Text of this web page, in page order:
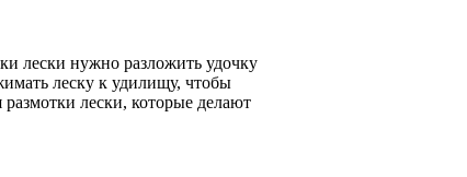
лески нужно разложить удочку
леску к удилищу, чтобы
лески, которые делают